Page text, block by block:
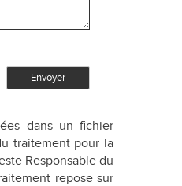
Envoyer
dans un fichier
traitement pour la
Responsable du
repose sur